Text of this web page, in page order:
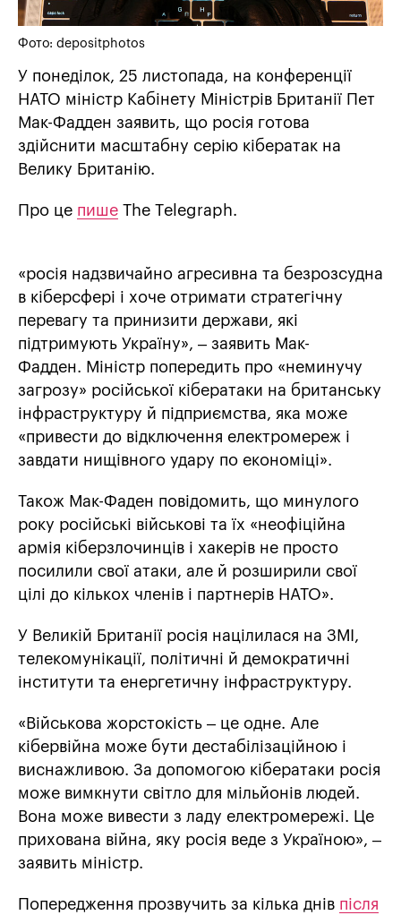
Фото: depositphotos
У понеділок, 25 листопада, на конференції
НАТО міністр Кабінету Міністрів Британії Пет
Мак-Фадден заявить, що росія готова
здійснити масштабну серію кібератак на
Велику Британію.
Про це пише The Тelegraph.
«росія надзвичайно агресивна та безрозсудна
в кіберсфері і хоче отримати стратегічну
перевагу та принизити держави, які
підтримують Україну», – заявить Мак-
Фадден. Міністр попередить про «неминучу
загрозу» російської кібератаки на британську
інфраструктуру й підприємства, яка може
«привести до відключення електромереж і
завдати нищівного удару по економіці».
Також Мак-Фаден повідомить, що минулого
року російські військові та їх «неофіційна
армія кіберзлочинців і хакерів не просто
посилили свої атаки, але й розширили свої
цілі до кількох членів і партнерів НАТО».
У Великій Британії росія націлилася на ЗМІ,
телекомунікації, політичні й демократичні
інститути та енергетичну інфраструктуру.
«Військова жорстокість – це одне. Але
кібервійна може бути дестабілізаційною і
виснажливою. За допомогою кібератаки росія
може вимкнути світло для мільйонів людей.
Вона може вивести з ладу електромережі. Це
прихована війна, яку росія веде з Україною», –
заявить міністр.
Попередження прозвучить за кілька днів після